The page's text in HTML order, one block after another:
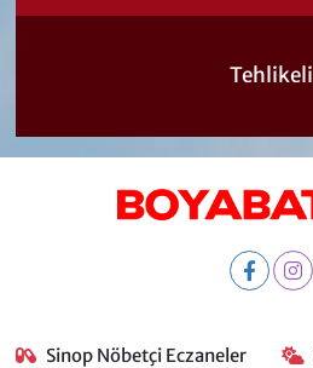
Tehlikeli
Sinop Nöbetçi Eczaneler